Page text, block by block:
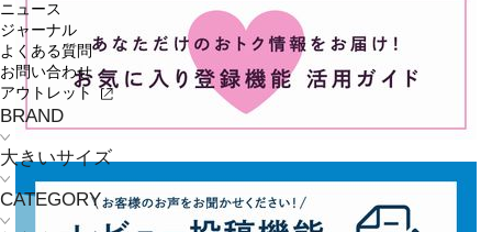
ニュース
ジャーナル
よくある質問
お問い合わせ
アウトレット
BRAND
大きいサイズ
CATEGORY